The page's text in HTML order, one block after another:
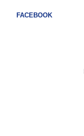
FACEBOOK